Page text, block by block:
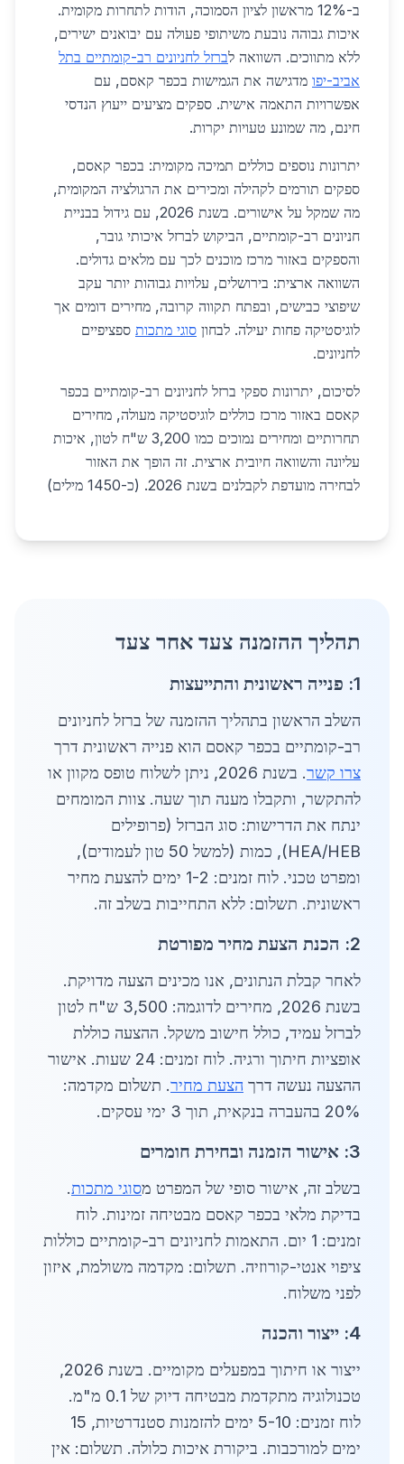
ב-12% מראשון לציון הסמוכה, הודות לתחרות מקומית.
איכות גבוהה נובעת משיתופי פעולה עם יבואנים ישירים,
ללא מתווכים. השוואה לברזל לחניונים רב-קומתיים בתל
אביב-יפו מדגישה את הגמישות בכפר קאסם, עם
אפשרויות התאמה אישית. ספקים מציעים ייעוץ הנדסי
חינם, מה שמונע טעויות יקרות.
יתרונות נוספים כוללים תמיכה מקומית: בכפר קאסם,
ספקים תורמים לקהילה ומכירים את הרגולציה המקומית,
מה שמקל על אישורים. בשנת 2026, עם גידול בבניית
חניונים רב-קומתיים, הביקוש לברזל איכותי גובר,
והספקים באזור מרכז מוכנים לכך עם מלאים גדולים.
השוואה ארצית: בירושלים, עלויות גבוהות יותר עקב
שיפוצי כבישים, ובפתח תקווה קרובה, מחירים דומים אך
לוגיסטיקה פחות יעילה. לבחון סוגי מתכות ספציפיים
לחניונים.
לסיכום, יתרונות ספקי ברזל לחניונים רב-קומתיים בכפר
קאסם באזור מרכז כוללים לוגיסטיקה מעולה, מחירים
תחרותיים ומחירים נמוכים כמו 3,200 ש"ח לטון, איכות
עליונה והשוואה חיובית ארצית. זה הופך את האזור
לבחירה מועדפת לקבלנים בשנת 2026. (כ-1450 מילים)
תהליך ההזמנה צעד אחר צעד
1: פנייה ראשונית והתייעצות
השלב הראשון בתהליך ההזמנה של ברזל לחניונים
רב-קומתיים בכפר קאסם הוא פנייה ראשונית דרך
צרו קשר
. בשנת 2026, ניתן לשלוח טופס מקוון או
להתקשר, ותקבלו מענה תוך שעה. צוות המומחים
ינתח את הדרישות: סוג הברזל (פרופילים
HEA/HEB), כמות (למשל 50 טון לעמודים),
ומפרט טכני. לוח זמנים: 1-2 ימים להצעת מחיר
ראשונית. תשלום: ללא התחייבות בשלב זה.
2: הכנת הצעת מחיר מפורטת
לאחר קבלת הנתונים, אנו מכינים הצעה מדויקת.
בשנת 2026, מחירים לדוגמה: 3,500 ש"ח לטון
לברזל עמיד, כולל חישוב משקל. ההצעה כוללת
אופציות חיתוך ורגיה. לוח זמנים: 24 שעות. אישור
ההצעה נעשה דרך הצעת מחיר. תשלום מקדמה:
20% בהעברה בנקאית, תוך 3 ימי עסקים.
3: אישור הזמנה ובחירת חומרים
בשלב זה, אישור סופי של המפרט מסוגי מתכות.
בדיקת מלאי בכפר קאסם מבטיחה זמינות. לוח
זמנים: 1 יום. התאמות לחניונים רב-קומתיים כוללות
ציפוי אנטי-קורוזיה. תשלום: מקדמה משולמת, איזון
לפני משלוח.
4: ייצור והכנה
ייצור או חיתוך במפעלים מקומיים. בשנת 2026,
טכנולוגיה מתקדמת מבטיחה דיוק של 0.1 מ"מ.
לוח זמנים: 5-10 ימים להזמנות סטנדרטיות, 15
ימים למורכבות. ביקורת איכות כלולה. תשלום: אין